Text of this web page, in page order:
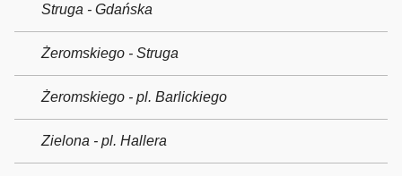
Struga - Gdańska
Żeromskiego - Struga
Żeromskiego - pl. Barlickiego
Zielona - pl. Hallera